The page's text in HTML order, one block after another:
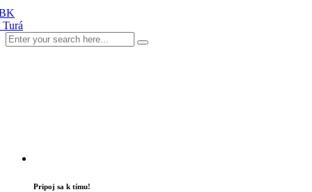
Pripoj sa k tímu!